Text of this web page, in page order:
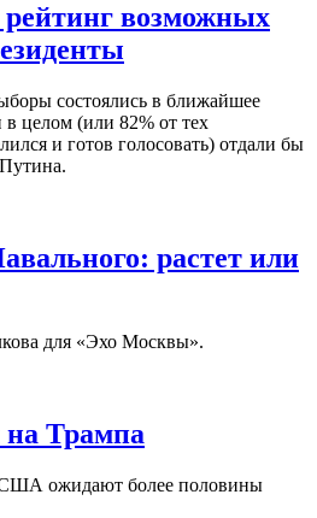
возможных
состоялись в ближайшее
в целом (или 82% от тех
и готов голосовать) отдали бы
растет или
для «Эхо Москвы».
на Трампа
ожидают более половины